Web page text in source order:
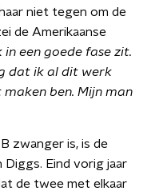
niet tegen om de
de Amerikaanse
een goede fase zit.
dat ik al dit werk
ben. Mijn man
zwanger is, is de
Eind vorig jaar
de twee met elkaar